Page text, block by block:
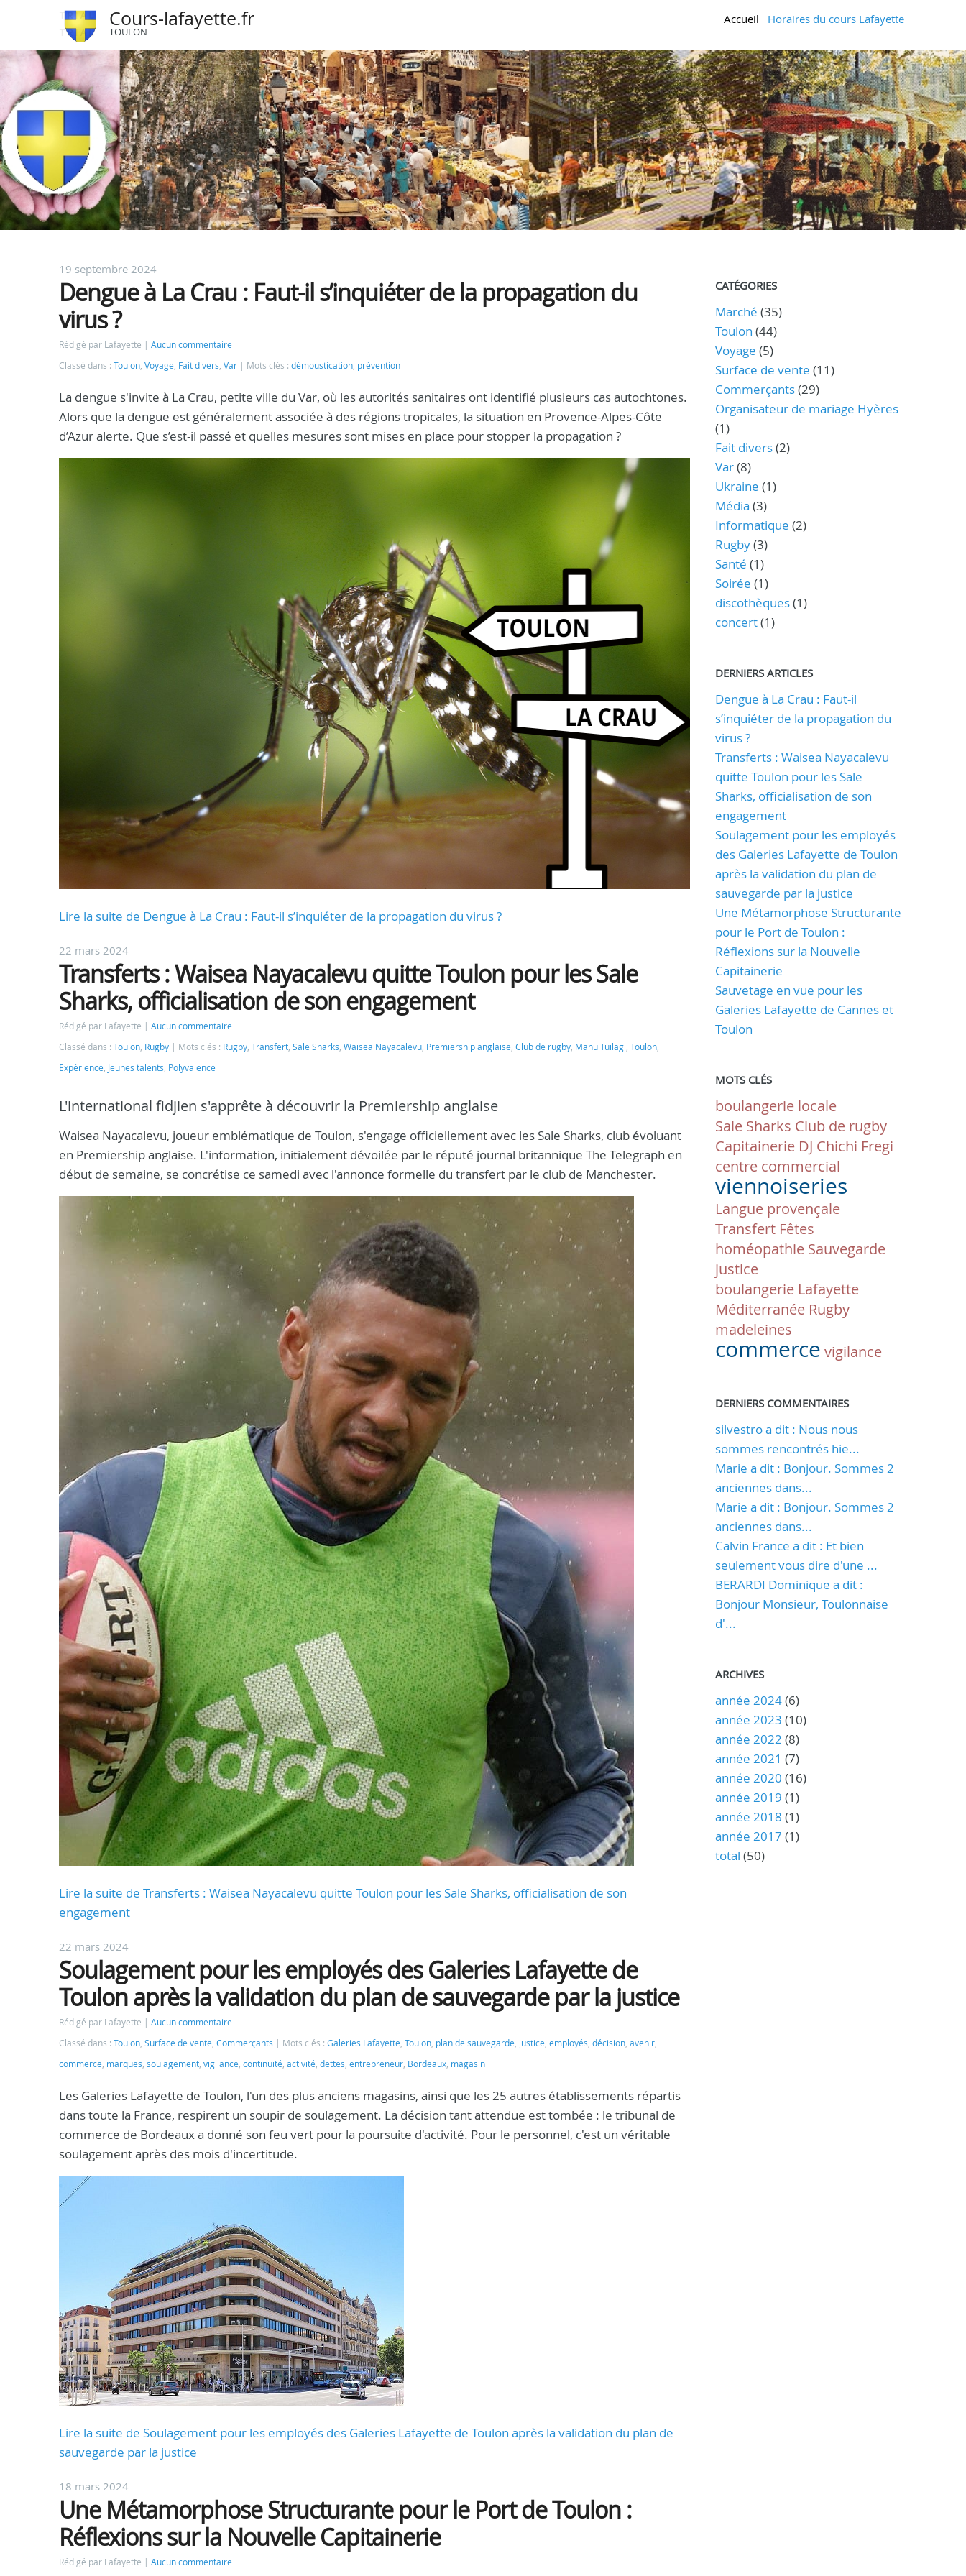
Cours-lafayette.fr
TOULON
Accueil Horaires du cours Lafayette
19 septembre 2024
Dengue à La Crau : Faut-il s’inquiéter de la propagation du
virus ?
Rédigé par Lafayette
Aucun commentaire
Classé dans : Toulon, Voyage, Fait divers, Var Mots clés : démoustication, prévention
La dengue s'invite à La Crau, petite ville du Var, où les autorités sanitaires ont identifié plusieurs cas autochtones.
Alors que la dengue est généralement associée à des régions tropicales, la situation en Provence-Alpes-Côte
d’Azur alerte. Que s’est-il passé et quelles mesures sont mises en place pour stopper la propagation ?
Lire la suite de Dengue à La Crau : Faut-il s’inquiéter de la propagation du virus ?
22 mars 2024
Transferts : Waisea Nayacalevu quitte Toulon pour les Sale
Sharks, officialisation de son engagement
Rédigé par Lafayette
Aucun commentaire
Classé dans : Toulon, Rugby Mots clés : Rugby, Transfert, Sale Sharks, Waisea Nayacalevu, Premiership anglaise, Club de rugby, Manu Tuilagi, Toulon,
Expérience, Jeunes talents, Polyvalence
L'international fidjien s'apprête à découvrir la Premiership anglaise
Waisea Nayacalevu, joueur emblématique de Toulon, s'engage officiellement avec les Sale Sharks, club évoluant
en Premiership anglaise. L'information, initialement dévoilée par le réputé journal britannique The Telegraph en
début de semaine, se concrétise ce samedi avec l'annonce formelle du transfert par le club de Manchester.
Lire la suite de Transferts : Waisea Nayacalevu quitte Toulon pour les Sale Sharks, officialisation de son
engagement
22 mars 2024
Soulagement pour les employés des Galeries Lafayette de
Toulon après la validation du plan de sauvegarde par la justice
Rédigé par Lafayette
Aucun commentaire
Classé dans : Toulon, Surface de vente, Commerçants Mots clés : Galeries Lafayette, Toulon, plan de sauvegarde, justice, employés, décision, avenir,
commerce, marques, soulagement, vigilance, continuité, activité, dettes, entrepreneur, Bordeaux, magasin
Les Galeries Lafayette de Toulon, l'un des plus anciens magasins, ainsi que les 25 autres établissements répartis
dans toute la France, respirent un soupir de soulagement. La décision tant attendue est tombée : le tribunal de
commerce de Bordeaux a donné son feu vert pour la poursuite d'activité. Pour le personnel, c'est un véritable
soulagement après des mois d'incertitude.
Lire la suite de Soulagement pour les employés des Galeries Lafayette de Toulon après la validation du plan de
sauvegarde par la justice
18 mars 2024
Une Métamorphose Structurante pour le Port de Toulon :
Réflexions sur la Nouvelle Capitainerie
Rédigé par Lafayette Aucun commentaire
CATÉGORIES
Marché (35)
Toulon (44)
Voyage (5)
Surface de vente (11)
Commerçants(29)
Organisateur de mariage Hyères
(1)
Fait divers(2)
Var(8)
Ukraine (1)
Média (3)
Informatique (2)
Rugby(3)
Santé (1)
Soirée (1)
discothèques(1)
concert(1)
DERNIERS ARTICLES
Dengue à La Crau : Faut-il
s’inquiéter de la propagation du
virus ?
Transferts : Waisea Nayacalevu
quitte Toulon pour les Sale
Sharks, officialisation de son
engagement
Soulagement pour les employés
des Galeries Lafayette de Toulon
après la validation du plan de
sauvegarde par la justice
Une Métamorphose Structurante
pour le Port de Toulon :
Réflexions sur la Nouvelle
Capitainerie
Sauvetage en vue pour les
Galeries Lafayette de Cannes et
Toulon
MOTS CLÉS
boulangerie locale
Sale Sharks Club de rugby
Capitainerie DJ Chichi Fregi
centre commercial
viennoiseries
Langue provençale
Transfert Fêtes
homéopathie Sauvegarde
justice
boulangerie Lafayette
Méditerranée Rugby
madeleines
commerce vigilance
DERNIERS COMMENTAIRES
silvestro a dit : Nous nous
sommes rencontrés hie...
Marie a dit : Bonjour. Sommes 2
anciennes dans...
Marie a dit : Bonjour. Sommes 2
anciennes dans...
Calvin France a dit : Et bien
seulement vous dire d'une ...
BERARDI Dominique a dit :
Bonjour Monsieur, Toulonnaise
d'...
ARCHIVES
année 2024(6)
année 2023 (10)
année 2022 (8)
année 2021 (7)
année 2020 (16)
année 2019 (1)
année 2018 (1)
année 2017 (1)
total (50)